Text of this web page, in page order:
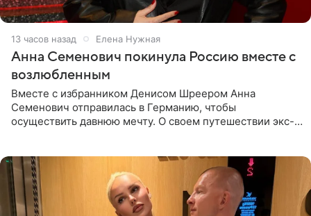
13 часов назад Елена Нужная
Анна Семенович покинула Россию вместе с
возлюбленным
Вместе с избранником Денисом Шреером Анна
Семенович отправилась в Германию, чтобы
осуществить давнюю мечту. О своем путешествии экс-